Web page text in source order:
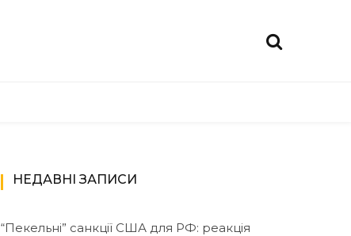
НЕДАВНІ ЗАПИСИ
“Пекельні” санкції США для РФ: реакція